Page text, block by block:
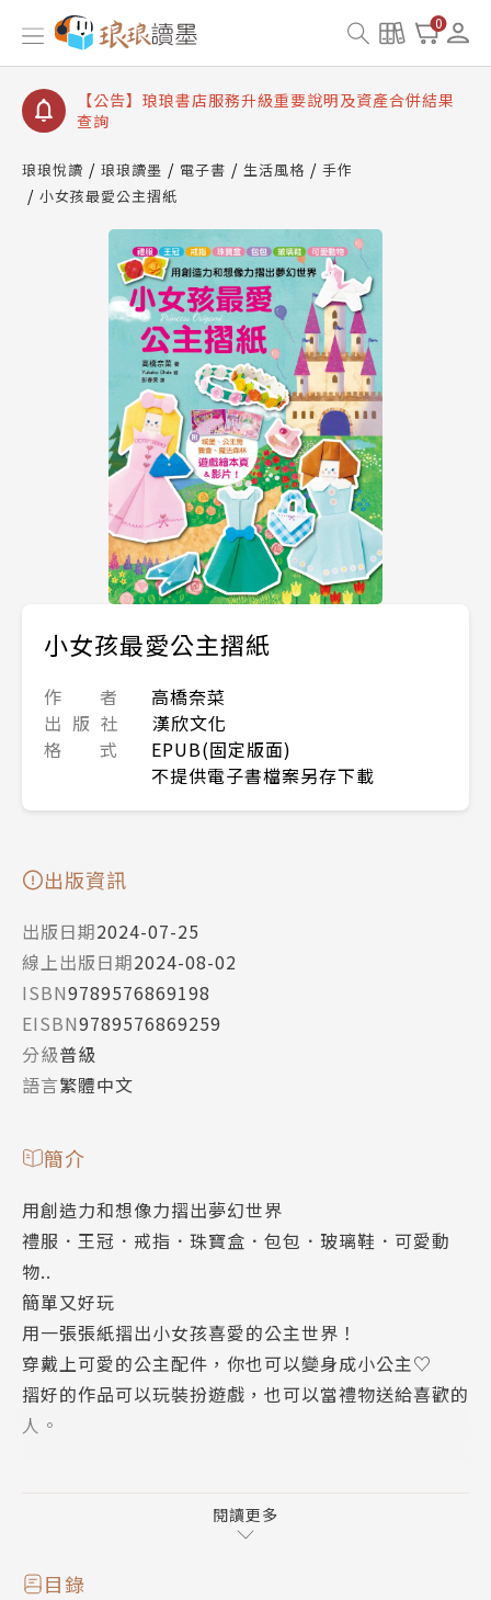
0
【公告】琅琅讀墨書櫃開通常見問題
【公告】琅琅讀墨 3 分鐘完成書櫃開通與資產合併申
【公告】琅琅書店服務升級重要說明及資產合併結果
查詢
停部分閱讀服務
琅琅悅讀 琅琅讀墨 電子書 生活風格
手作
小女孩最愛公主摺紙
小女孩最愛公主摺紙
作 者
高橋奈菜
出 版 社
漢欣文化
格 式
EPUB(固定版面)
不提供電子書檔案另存下載
出版資訊
出版日期2024-07-25
線上出版日期2024-08-02
ISBN9789576869198
EISBN9789576869259
分級普級
語言繁體中文
簡介
用創造力和想像力摺出夢幻世界
禮服．王冠．戒指．珠寶盒．包包．玻璃鞋．可愛動
物..
簡單又好玩
用一張張紙摺出小女孩喜愛的公主世界！
穿戴上可愛的公主配件，你也可以變身成小公主♡
摺好的作品可以玩裝扮遊戲，也可以當禮物送給喜歡的
人。
＊有點難度的作品都可以透過YouTube觀看摺法教學
＊隨書附有城堡、公主房間、舞會、魔法森林等不同場
閱讀更多
目錄